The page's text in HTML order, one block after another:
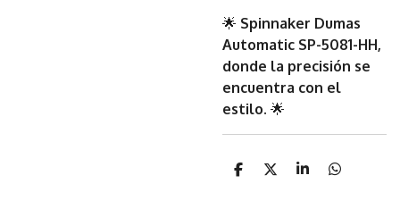
🌟 Spinnaker Dumas
Automatic SP-5081-HH,
donde la precisión se
encuentra con el
estilo. 🌟
C
C
C
C